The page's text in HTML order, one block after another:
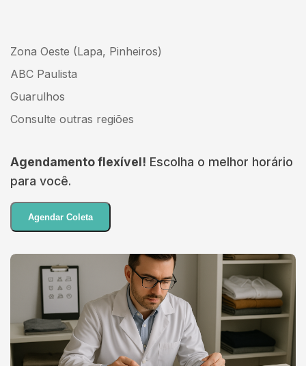
Zona Oeste (Lapa, Pinheiros)
ABC Paulista
Guarulhos
Consulte outras regiões
Agendamento flexível! Escolha o melhor horário
para você.
Agendar Coleta